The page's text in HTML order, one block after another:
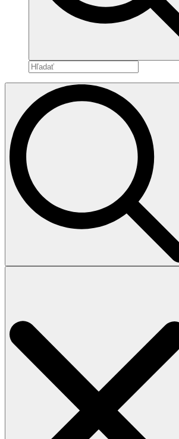
Search